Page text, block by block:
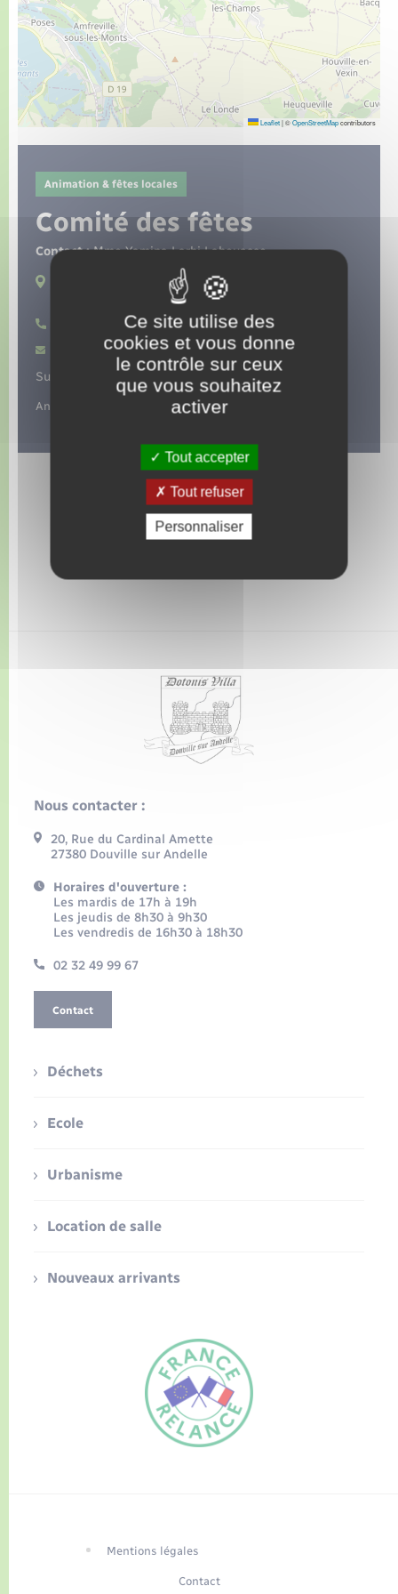
Seniors
Transports
Voirie et espace public
Leaflet|©OpenStreetMapcontributors
Animation & fêtes locales
Comité des fêtes
Contact :Mme Yamina Larbi Labouasse
06 58 91 69 69
Contacter par mail
Suivez-nous sur :
Animations de la commune.
Nous contacter :
20, Rue du Cardinal Amette
27380 Douville sur Andelle
Horaires d'ouverture :
Les mardis de 17h à 19h
Les jeudis de 8h30 à 9h30
Les vendredis de 16h30 à 18h30
02 32 49 99 67
Contact
Déchets
Ecole
Urbanisme
Location de salle
Nouveaux arrivants
Mentions légales
Contact
Ce site utilise des
cookies et vous donne
le contrôle sur ceux
que vous souhaitez
activer
Tout accepter
Tout refuser
Personnaliser